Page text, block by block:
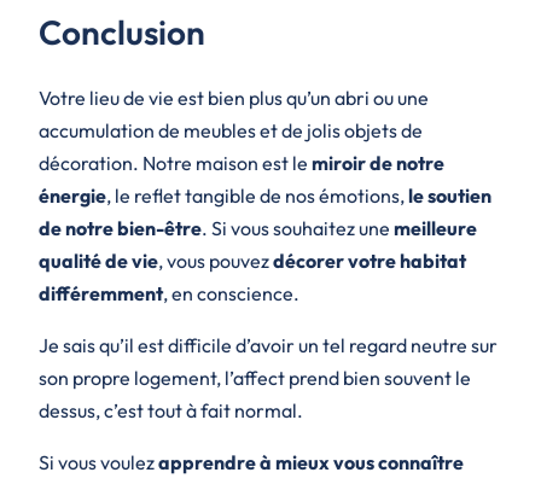
Conclusion
Votre lieu de vie est bien plus qu’un abri ou une
accumulation de meubles et de jolis objets de
décoration. Notre maison est le miroir de notre
énergie, le reflet tangible de nos émotions,le soutien
de notre bien-être. Si vous souhaitez une meilleure
qualité de vie, vous pouvezdécorer votre habitat
différemment, en conscience.
Je sais qu’il est difficile d’avoir un tel regard neutre sur
son propre logement, l’affect prend bien souvent le
dessus, c’est tout à fait normal.
Si vous voulezapprendre à mieux vous connaître